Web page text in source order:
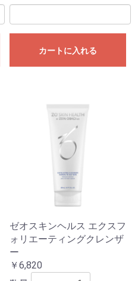
カートに入れる
ゼオスキンヘルス エクスフ
ォリエーティングクレンザ
ー
￥6,820